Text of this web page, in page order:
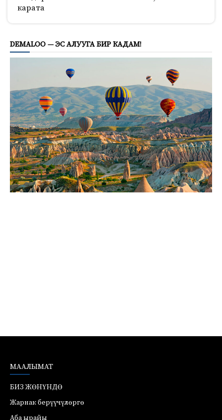
карата
DEMALOO — ЭС АЛУУГА БИР КАДАМ!
МААЛЫМАТ
БИЗ ЖӨНҮНДӨ
Жарнак берүүчүлөргө
Аба ырайы